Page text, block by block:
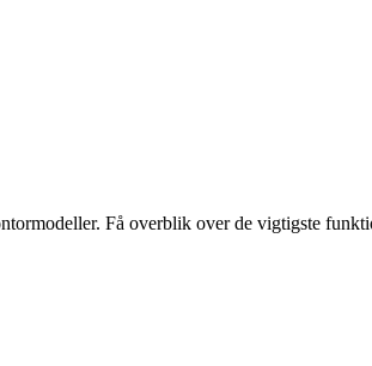
Få overblik over de vigtigste